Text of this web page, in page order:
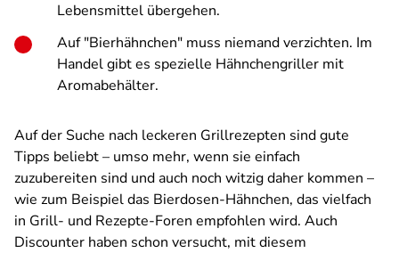
Lebensmittel übergehen.
Auf "Bierhähnchen" muss niemand verzichten. Im
Handel gibt es spezielle Hähnchengriller mit
Aromabehälter.
Auf der Suche nach leckeren Grillrezepten sind gute
Tipps beliebt – umso mehr, wenn sie einfach
zuzubereiten sind und auch noch witzig daher kommen –
wie zum Beispiel das Bierdosen-Hähnchen, das vielfach
in Grill- und Rezepte-Foren empfohlen wird. Auch
Discounter haben schon versucht, mit diesem